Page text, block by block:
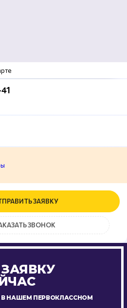
ЗАЯВКУ
ЗВОНОК
В НАШЕМ ПЕРВОКЛАССНОМ